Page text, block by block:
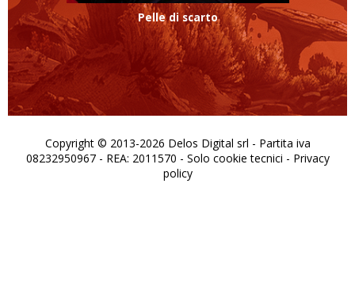
Pelle di scarto
Copyright © 2013-2026 Delos Digital srl - Partita iva
08232950967 - REA: 2011570 - Solo cookie tecnici - Privacy
policy